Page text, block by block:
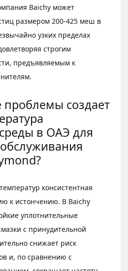
Baichy может
размером 200-425 меш в
узких пределах
строгим
предъявляемым к
проблемы создает
в ОАЭ для
консистентная
к истончению. В Baichy
уплотнительные
с принудительной
снижает риск
и, по сравнению с